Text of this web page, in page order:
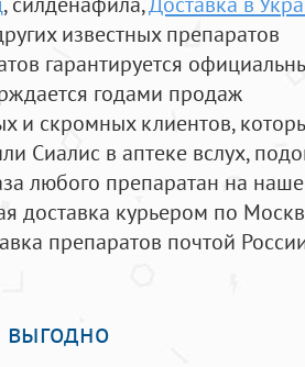
известных препаратов
гарантируется
годами продаж
и скромных клиентов,
Сиалис в аптеке вслух,
любого препаратан на
доставка курьером по
препаратов почтой
выгодно